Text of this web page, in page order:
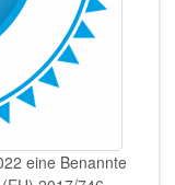
eine Benannte